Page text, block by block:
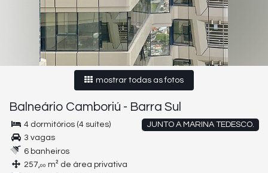
mostrar todas as fotos
Balneário Camboriú - Barra Sul
JUNTO A MARINA TEDESCO.
4 dormitórios (4 suítes)
3 vagas
6 banheiros
257,00 m² de área privativa